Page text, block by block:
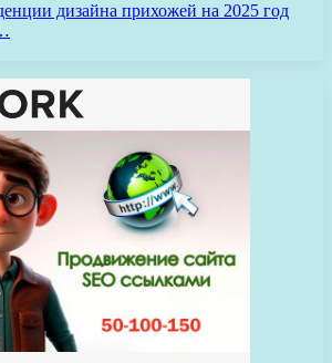
дизайна прихожей на 2025 год